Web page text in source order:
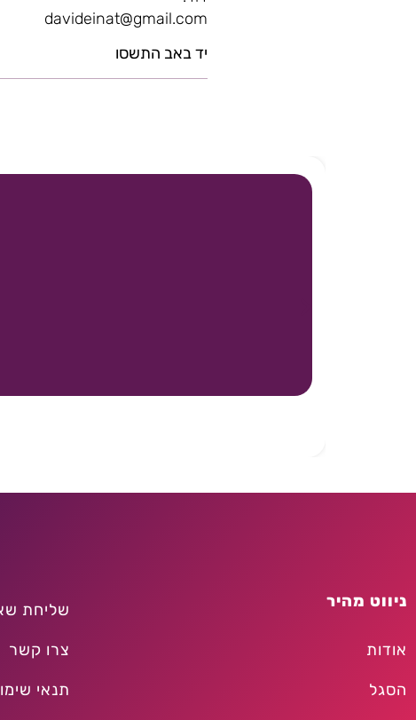
davideinat@gmail.com
יד באב התשסו
ניווט מהיר
אודות
הסגל
שליחת
צרו קשר
תנאי